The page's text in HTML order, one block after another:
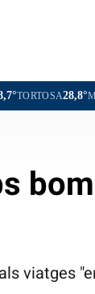
MATARÓ28,4°VIC
viatges